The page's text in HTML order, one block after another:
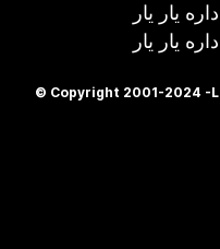
یار یار
یار یار
© Copyright 2001-2024 -